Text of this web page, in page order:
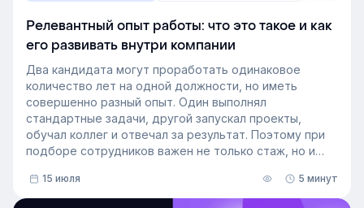
Релевантный опыт работы: что это такое и как
его развивать внутри компании
Два кандидата могут проработать одинаковое
количество лет на одной должности, но иметь
совершенно разный опыт. Один выполнял
стандартные задачи, другой запускал проекты,
обучал коллег и отвечал за результат. Поэтому при
подборе сотрудников важен не только стаж, но и
В этой статье разберём, релевантный опыт работы
— что это на практике, как оценивать его при найме
15 июля 5 минут